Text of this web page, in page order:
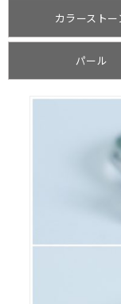
カラーストー
パール